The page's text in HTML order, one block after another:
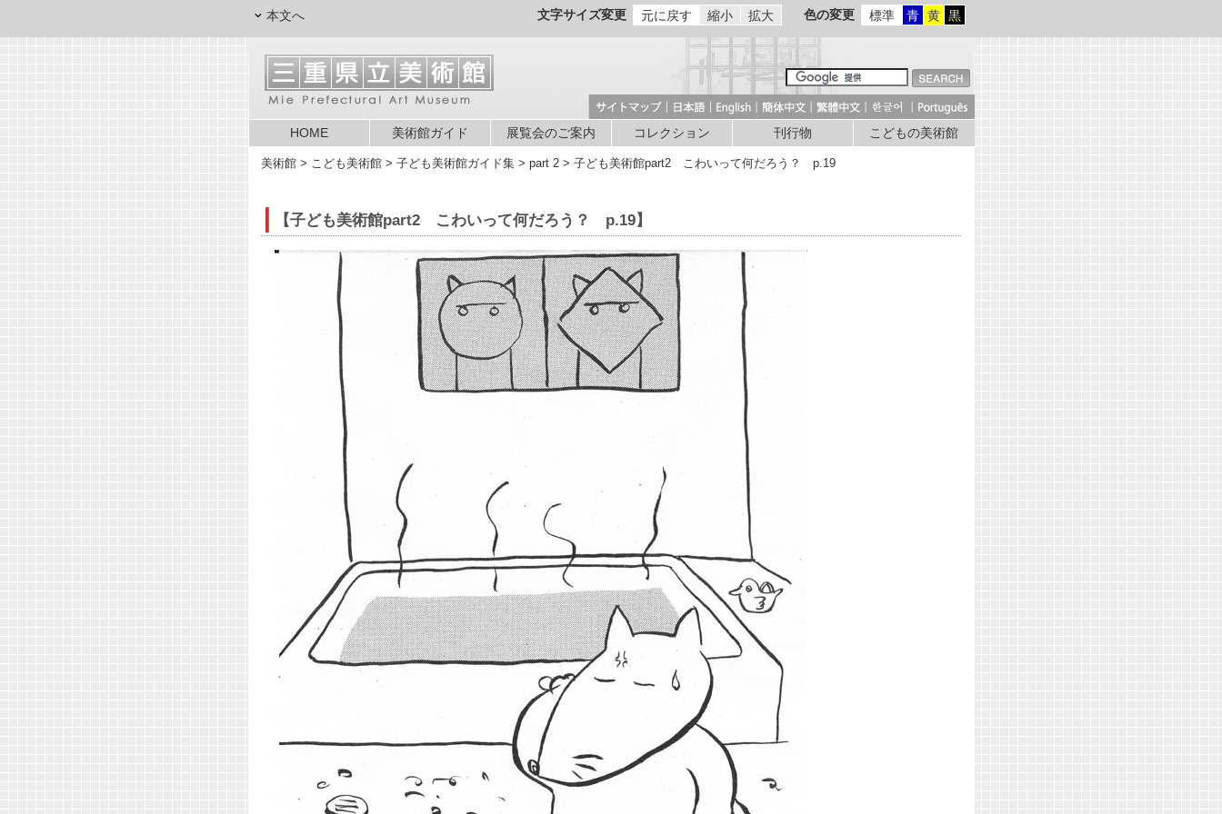
本文へ 文字サイズ変更 元に戻す 縮小 拡大 色の変更 標準 青 黄 黒
HOME 美術館ガイド 展覧会のご案内 コレクション 刊行物 こどもの美術館
美術館 > こども美術館 > 子ども美術館ガイド集 > part 2 > 子ども美術館part2 こわいって何だろう？ p.19
【子ども美術館part2 こわいって何だろう？ p.19】